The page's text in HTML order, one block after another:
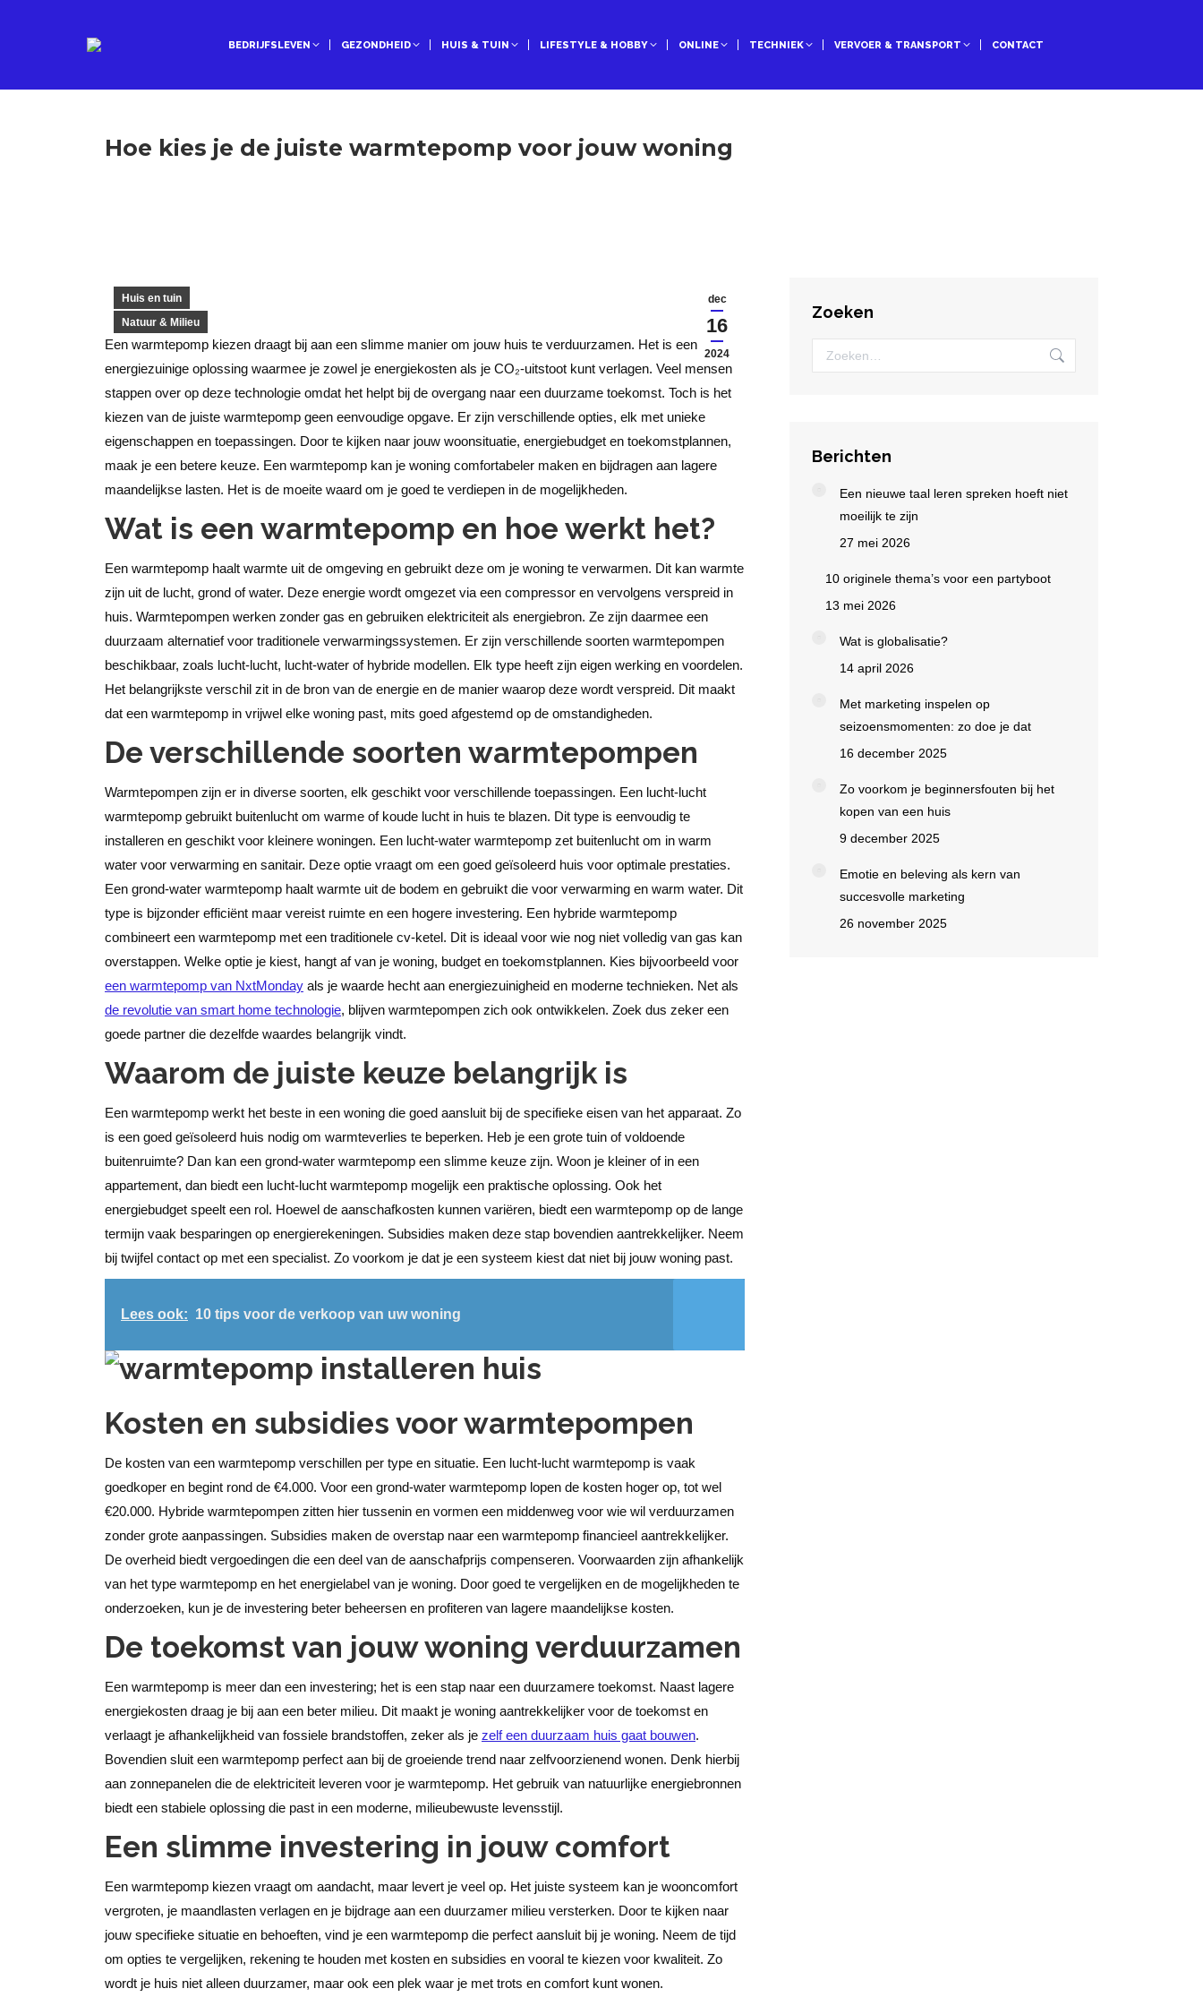
BEDRIJFSLEVEN GEZONDHEID HUIS & TUIN LIFESTYLE & HOBBY ONLINE TECHNIEK VERVOER & TRANSPORT CONTACT
Hoe kies je de juiste warmtepomp voor jouw woning
dec
16
2024
Huis en tuin
Natuur & Milieu
Een warmtepomp kiezen draagt bij aan een slimme manier om jouw huis te verduurzamen. Het is een
energiezuinige oplossing waarmee je zowel je energiekosten als je CO₂-uitstoot kunt verlagen. Veel mensen
stappen over op deze technologie omdat het helpt bij de overgang naar een duurzame toekomst. Toch is het
kiezen van de juiste warmtepomp geen eenvoudige opgave. Er zijn verschillende opties, elk met unieke
eigenschappen en toepassingen. Door te kijken naar jouw woonsituatie, energiebudget en toekomstplannen,
maak je een betere keuze. Een warmtepomp kan je woning comfortabeler maken en bijdragen aan lagere
maandelijkse lasten. Het is de moeite waard om je goed te verdiepen in de mogelijkheden.
Wat is een warmtepomp en hoe werkt het?
Een warmtepomp haalt warmte uit de omgeving en gebruikt deze om je woning te verwarmen. Dit kan warmte
zijn uit de lucht, grond of water. Deze energie wordt omgezet via een compressor en vervolgens verspreid in
huis. Warmtepompen werken zonder gas en gebruiken elektriciteit als energiebron. Ze zijn daarmee een
duurzaam alternatief voor traditionele verwarmingssystemen. Er zijn verschillende soorten warmtepompen
beschikbaar, zoals lucht-lucht, lucht-water of hybride modellen. Elk type heeft zijn eigen werking en voordelen.
Het belangrijkste verschil zit in de bron van de energie en de manier waarop deze wordt verspreid. Dit maakt
dat een warmtepomp in vrijwel elke woning past, mits goed afgestemd op de omstandigheden.
De verschillende soorten warmtepompen
Warmtepompen zijn er in diverse soorten, elk geschikt voor verschillende toepassingen. Een lucht-lucht
warmtepomp gebruikt buitenlucht om warme of koude lucht in huis te blazen. Dit type is eenvoudig te
installeren en geschikt voor kleinere woningen. Een lucht-water warmtepomp zet buitenlucht om in warm
water voor verwarming en sanitair. Deze optie vraagt om een goed geïsoleerd huis voor optimale prestaties.
Een grond-water warmtepomp haalt warmte uit de bodem en gebruikt die voor verwarming en warm water. Dit
type is bijzonder efficiënt maar vereist ruimte en een hogere investering. Een hybride warmtepomp
combineert een warmtepomp met een traditionele cv-ketel. Dit is ideaal voor wie nog niet volledig van gas kan
overstappen. Welke optie je kiest, hangt af van je woning, budget en toekomstplannen. Kies bijvoorbeeld voor
een warmtepomp van NxtMonday als je waarde hecht aan energiezuinigheid en moderne technieken. Net als
de revolutie van smart home technologie, blijven warmtepompen zich ook ontwikkelen. Zoek dus zeker een
goede partner die dezelfde waardes belangrijk vindt.
Waarom de juiste keuze belangrijk is
Een warmtepomp werkt het beste in een woning die goed aansluit bij de specifieke eisen van het apparaat. Zo
is een goed geïsoleerd huis nodig om warmteverlies te beperken. Heb je een grote tuin of voldoende
buitenruimte? Dan kan een grond-water warmtepomp een slimme keuze zijn. Woon je kleiner of in een
appartement, dan biedt een lucht-lucht warmtepomp mogelijk een praktische oplossing. Ook het
energiebudget speelt een rol. Hoewel de aanschafkosten kunnen variëren, biedt een warmtepomp op de lange
termijn vaak besparingen op energierekeningen. Subsidies maken deze stap bovendien aantrekkelijker. Neem
bij twijfel contact op met een specialist. Zo voorkom je dat je een systeem kiest dat niet bij jouw woning past.
Lees ook: 10 tips voor de verkoop van uw woning
Kosten en subsidies voor warmtepompen
De kosten van een warmtepomp verschillen per type en situatie. Een lucht-lucht warmtepomp is vaak
goedkoper en begint rond de €4.000. Voor een grond-water warmtepomp lopen de kosten hoger op, tot wel
€20.000. Hybride warmtepompen zitten hier tussenin en vormen een middenweg voor wie wil verduurzamen
zonder grote aanpassingen. Subsidies maken de overstap naar een warmtepomp financieel aantrekkelijker.
De overheid biedt vergoedingen die een deel van de aanschafprijs compenseren. Voorwaarden zijn afhankelijk
van het type warmtepomp en het energielabel van je woning. Door goed te vergelijken en de mogelijkheden te
onderzoeken, kun je de investering beter beheersen en profiteren van lagere maandelijkse kosten.
De toekomst van jouw woning verduurzamen
Een warmtepomp is meer dan een investering; het is een stap naar een duurzamere toekomst. Naast lagere
energiekosten draag je bij aan een beter milieu. Dit maakt je woning aantrekkelijker voor de toekomst en
verlaagt je afhankelijkheid van fossiele brandstoffen, zeker als je zelf een duurzaam huis gaat bouwen.
Bovendien sluit een warmtepomp perfect aan bij de groeiende trend naar zelfvoorzienend wonen. Denk hierbij
aan zonnepanelen die de elektriciteit leveren voor je warmtepomp. Het gebruik van natuurlijke energiebronnen
biedt een stabiele oplossing die past in een moderne, milieubewuste levensstijl.
Een slimme investering in jouw comfort
Een warmtepomp kiezen vraagt om aandacht, maar levert je veel op. Het juiste systeem kan je wooncomfort
vergroten, je maandlasten verlagen en je bijdrage aan een duurzamer milieu versterken. Door te kijken naar
jouw specifieke situatie en behoeften, vind je een warmtepomp die perfect aansluit bij je woning. Neem de tijd
om opties te vergelijken, rekening te houden met kosten en subsidies en vooral te kiezen voor kwaliteit. Zo
wordt je huis niet alleen duurzamer, maar ook een plek waar je met trots en comfort kunt wonen.
Zoeken
Zoeken:
Berichten
Een nieuwe taal leren spreken hoeft niet
moeilijk te zijn
27 mei 2026
10 originele thema’s voor een partyboot
13 mei 2026
Wat is globalisatie?
14 april 2026
Met marketing inspelen op
seizoensmomenten: zo doe je dat
16 december 2025
Zo voorkom je beginnersfouten bij het
kopen van een huis
9 december 2025
Emotie en beleving als kern van
succesvolle marketing
26 november 2025